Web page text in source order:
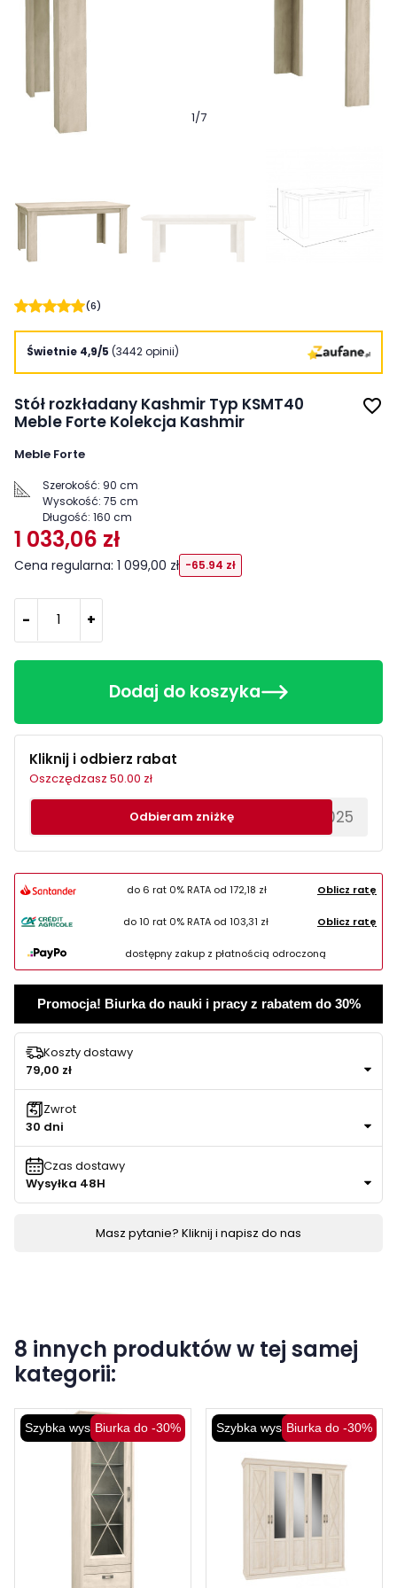
1/7
(6)
Świetnie 4,9/5 (3442 opinii)
Stół rozkładany Kashmir Typ KSMT40
Meble Forte Kolekcja Kashmir
favorite_border
Meble Forte
Szerokość: 90 cm
Wysokość: 75 cm
Długość: 160 cm
1 033,06 zł
Cena regularna: 1 099,00 zł -65.94 zł
- +
Dodaj do koszyka
Kliknij i odbierz rabat
Oszczędzasz 50.00 zł
********EWS2025
Odbieram zniżkę
do 6 rat 0% RATA od172,18 zł Oblicz ratę
do 10 rat 0% RATA od 103,31 zł Oblicz ratę
dostępny zakup z płatnością odroczoną
Promocja! Biurka do nauki i pracy z rabatem do 30%
Koszty dostawy
79,00 zł
Zwrot
30 dni
Czas dostawy
Wysyłka 48H
Masz pytanie? Kliknij i napisz do nas
8 innych produktów w tej samej
kategorii:
Szybka wysyłkaBiurka do -30% Szybka wysyłkaBiurka do -30%